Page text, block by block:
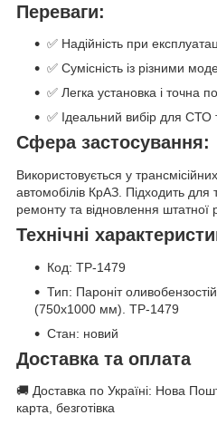
Переваги:
✅ Надійність при
✅ Сумісність із різними
✅ Легка установка і точна
✅ Ідеальний вибір для СТО
Сфера застосування:
Використовується у
автомобілів КрАЗ. Підходить для
ремонту та відновлення штатної
Технічні
Код: TP-1479
Тип: Пароніт
(750х1000 мм). TP-1479
Стан: новий
Доставка та оплата
🚚 Доставка по Україні: Нова
карта, безготівка